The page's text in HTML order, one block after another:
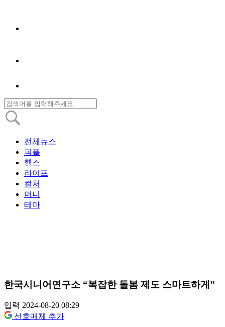
전체뉴스
피플
헬스
라이프
컬처
머니
테마
한국시니어연구소 “복잡한 돌봄 제도 스마트하게”
입력 2024-08-20 08:29
선호매체 추가